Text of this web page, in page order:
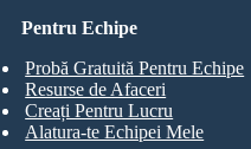
Pentru Echipe
Probă Gratuită Pentru Echipe
Resurse de Afaceri
Creați Pentru Lucru
Alatura-te Echipei Mele